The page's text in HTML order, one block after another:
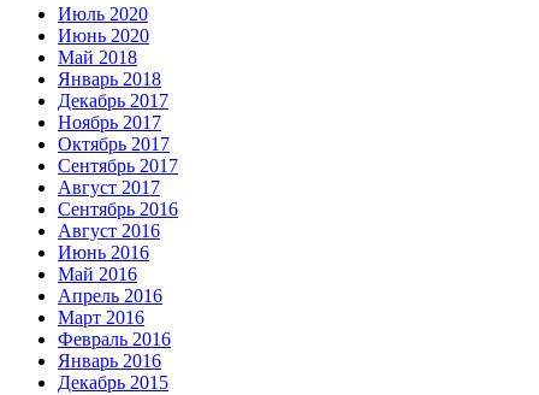
Июль 2020
Июнь 2020
Май 2018
Январь 2018
Декабрь 2017
Ноябрь 2017
Октябрь 2017
Сентябрь 2017
Август 2017
Сентябрь 2016
Август 2016
Июнь 2016
Май 2016
Апрель 2016
Март 2016
Февраль 2016
Январь 2016
Декабрь 2015